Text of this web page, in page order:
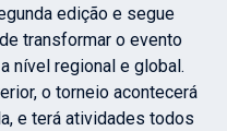
edição e segue
transformar o evento
nível regional e global.
o torneio acontecerá
e terá atividades todos